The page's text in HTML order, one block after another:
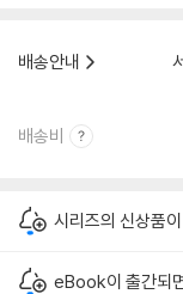
배송안내
배송비
시리즈의 신상품
eBook이 출간되